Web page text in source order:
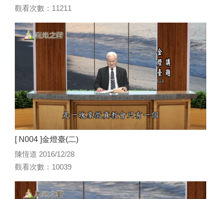
觀看次數：11211
[ N004 ]金燈臺(二)
陳恆道 2016/12/28
觀看次數：10039